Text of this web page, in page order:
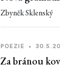
Zbyněk Sklenský
POEZIE •
Za bránou